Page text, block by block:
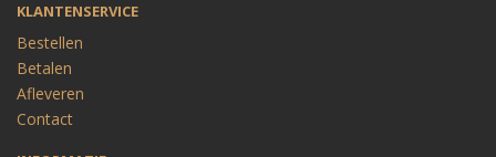
KLANTENSERVICE
Bestellen
Betalen
Afleveren
Contact